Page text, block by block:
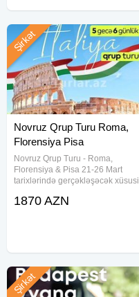
Novruz Qrup Turu Roma,
Florensiya Pisa
Novruz Qrup Turu - Roma,
Florensiya & Pisa 21-26 Mart
tarixlərində gerçəkləşəcək xüsusi
küçələrinin tarixi ruhunu,
Şirkət
1870 AZN
Şirkət